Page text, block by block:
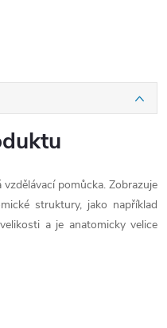
pomůcka. Zobrazuje
struktury, jako například
a je anatomicky velice